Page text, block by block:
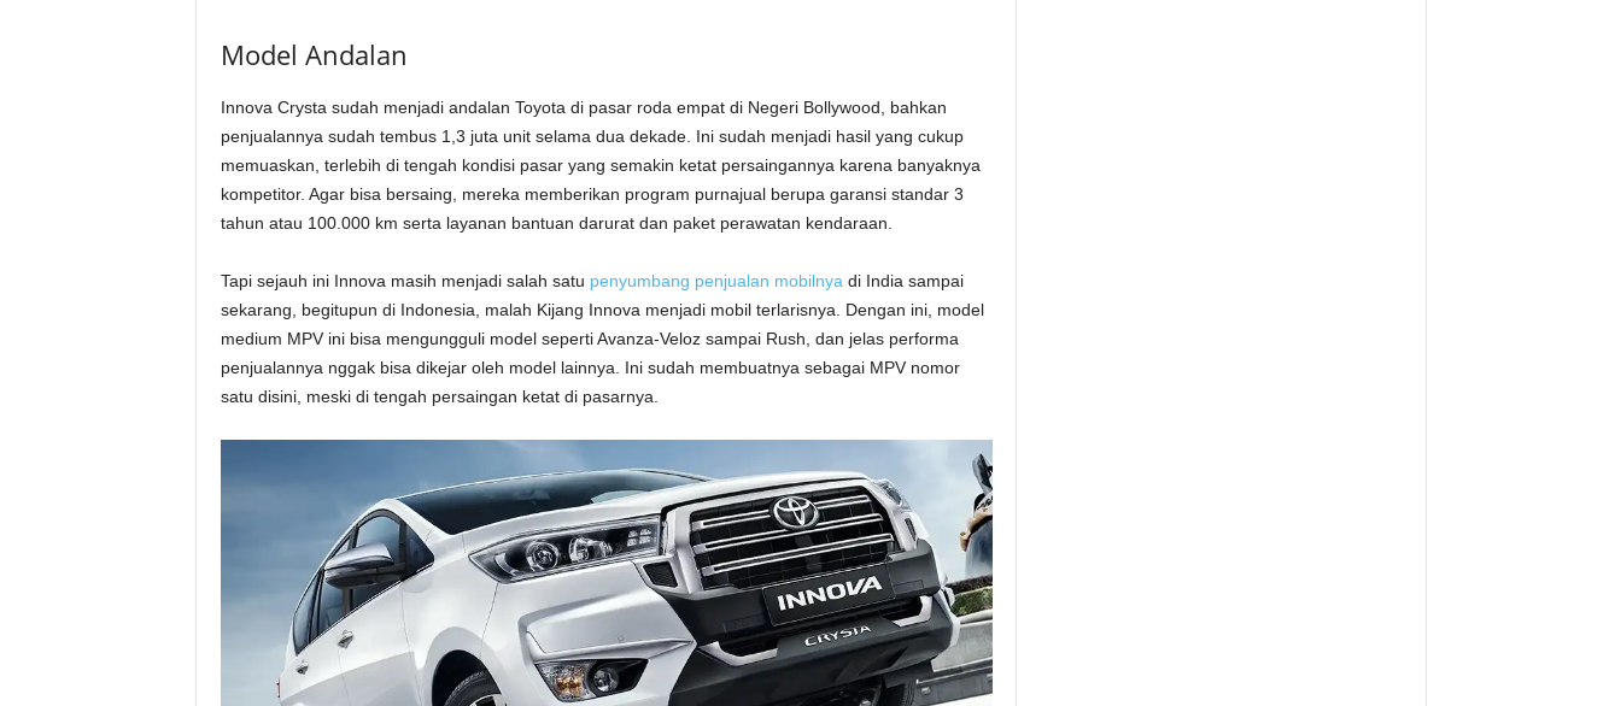
Model Andalan
Innova Crysta sudah menjadi andalan Toyota di pasar roda empat di Negeri Bollywood, bahkan
penjualannya sudah tembus 1,3 juta unit selama dua dekade. Ini sudah menjadi hasil yang cukup
memuaskan, terlebih di tengah kondisi pasar yang semakin ketat persaingannya karena banyaknya
kompetitor. Agar bisa bersaing, mereka memberikan program purnajual berupa garansi standar 3
tahun atau 100.000 km serta layanan bantuan darurat dan paket perawatan kendaraan.
Tapi sejauh ini Innova masih menjadi salah satu penyumbang penjualan mobilnya di India sampai
sekarang, begitupun di Indonesia, malah Kijang Innova menjadi mobil terlarisnya. Dengan ini, model
medium MPV ini bisa mengungguli model seperti Avanza-Veloz sampai Rush, dan jelas performa
penjualannya nggak bisa dikejar oleh model lainnya. Ini sudah membuatnya sebagai MPV nomor
satu disini, meski di tengah persaingan ketat di pasarnya.